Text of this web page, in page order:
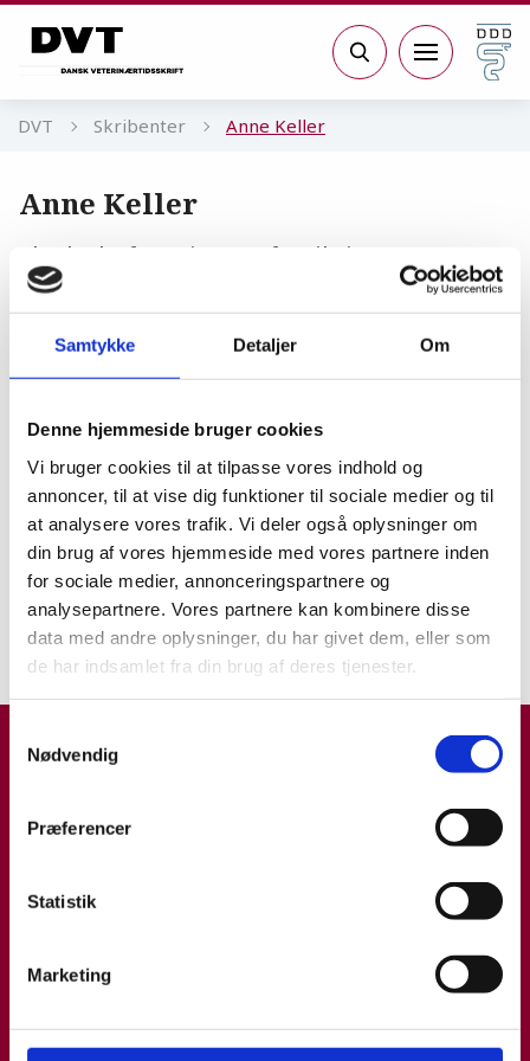
Samtykke Detaljer Om
Denne hjemmeside bruger cookies
Vi bruger cookies til at tilpasse vores indhold og
annoncer, til at vise dig funktioner til sociale medier og til
at analysere vores trafik. Vi deler også oplysninger om
din brug af vores hjemmeside med vores partnere inden
for sociale medier, annonceringspartnere og
analysepartnere. Vores partnere kan kombinere disse
data med andre oplysninger, du har givet dem, eller som
de har indsamlet fra din brug af deres tjenester.
Nødvendig
Præferencer
Statistik
Marketing
Søg
DVT Skribenter Anne Keller
Anne Keller
Skadechef, Agria Dyreforsikring
Heste
Akut aflivning af forsikrede
heste
25.09.23 GUIDE
Forsikring
Vigtige forsikringsaspekter i
hestepraksis
21.08.23 INDBLIK